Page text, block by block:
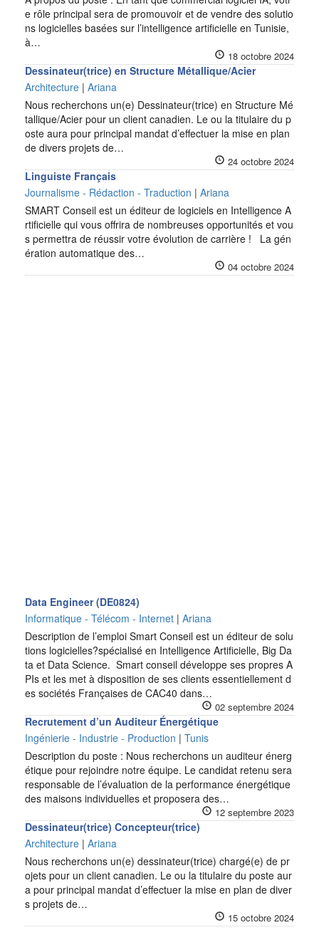
e rôle principal sera de promouvoir et de vendre des solutio
ns logicielles basées sur l’intelligence artificielle en Tunisie,
à…
18 octobre 2024
Dessinateur(trice) en Structure Métallique/Acier
Architecture | Ariana
Nous recherchons un(e) Dessinateur(trice) en Structure Mé
tallique/Acier pour un client canadien. Le ou la titulaire du p
oste aura pour principal mandat d’effectuer la mise en plan
de divers projets de…
24 octobre 2024
Linguiste Français
Journalisme - Rédaction - Traduction | Ariana
SMART Conseil est un éditeur de logiciels en Intelligence A
rtificielle qui vous offrira de nombreuses opportunités et vou
s permettra de réussir votre évolution de carrière ! La gén
ération automatique des…
04 octobre 2024
Data Engineer (DE0824)
Informatique - Télécom - Internet | Ariana
Description de l’emploi Smart Conseil est un éditeur de solu
tions logicielles?spécialisé en Intelligence Artificielle, Big Da
ta et Data Science. Smart conseil développe ses propres A
PIs et les met à disposition de ses clients essentiellement d
es sociétés Françaises de CAC40 dans…
02 septembre 2024
Recrutement d’un Auditeur Énergétique
Ingénierie - Industrie - Production | Tunis
Description du poste : Nous recherchons un auditeur énerg
étique pour rejoindre notre équipe. Le candidat retenu sera
responsable de l’évaluation de la performance énergétique
des maisons individuelles et proposera des…
12 septembre 2023
Dessinateur(trice) Concepteur(trice)
Architecture | Ariana
Nous recherchons un(e) dessinateur(trice) chargé(e) de pr
ojets pour un client canadien. Le ou la titulaire du poste aur
a pour principal mandat d’effectuer la mise en plan de diver
s projets de…
15 octobre 2024